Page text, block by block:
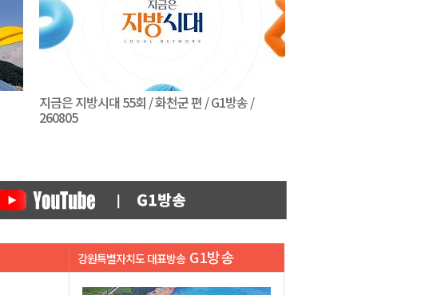
지금은 지방시대 55회 / 화천군 편 / G1방송 /
260805
강원특별자치도 대표방송G1방송